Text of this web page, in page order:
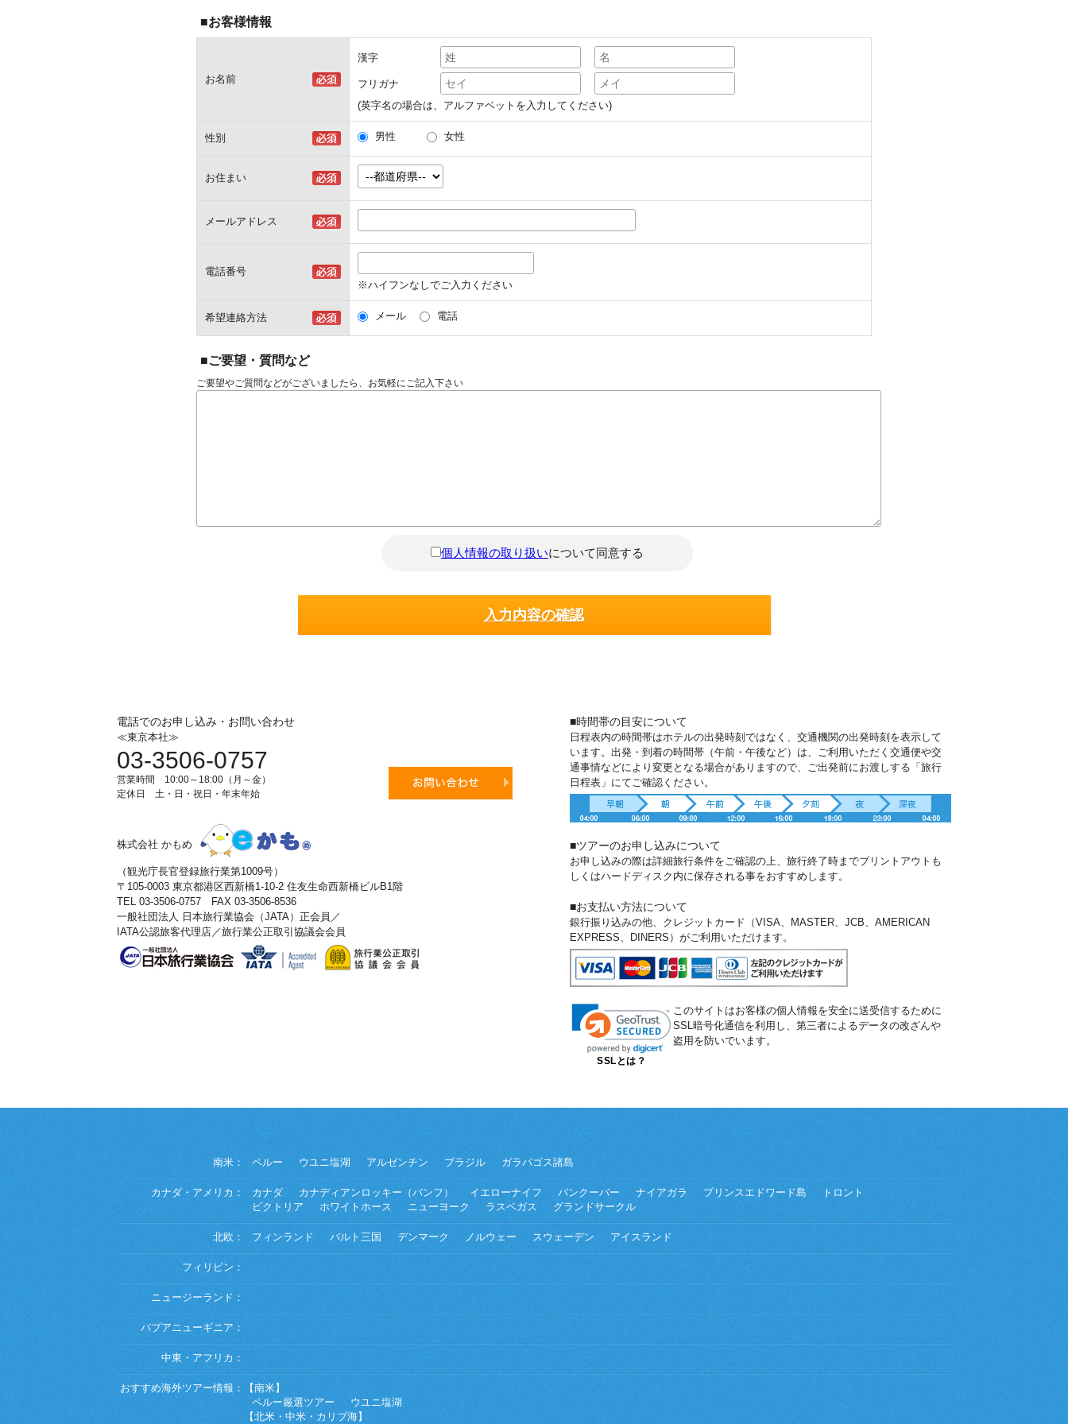
■お客様情報
お名前
漢字
フリガナ
(英字名の場合は、アルファベットを入力してください)
性別 男性 女性
お住まい
メールアドレス
電話番号
※ハイフンなしでご入力ください
希望連絡方法 メール 電話
■ご要望・質問など
ご要望やご質問などがございましたら、お気軽にご記入下さい
個人情報の取り扱いについて同意する
電話でのお申し込み・お問い合わせ
≪東京本社≫
03-3506-0757
営業時間 10:00～18:00（月～金）
定休日 土・日・祝日・年末年始
株式会社 かもめ
（観光庁長官登録旅行業第1009号）
〒105-0003 東京都港区西新橋1-10-2 住友生命西新橋ビルB1階
TEL 03-3506-0757 FAX 03-3506-8536
一般社団法人 日本旅行業協会（JATA）正会員／
IATA公認旅客代理店／旅行業公正取引協議会会員
■時間帯の目安について
日程表内の時間帯はホテルの出発時刻ではなく、交通機関の出発時刻を表示して
います。出発・到着の時間帯（午前・午後など）は、ご利用いただく交通便や交
通事情などにより変更となる場合がありますので、ご出発前にお渡しする「旅行
日程表」にてご確認ください。
■ツアーのお申し込みについて
お申し込みの際は詳細旅行条件をご確認の上、旅行終了時までプリントアウトも
しくはハードディスク内に保存される事をおすすめします。
■お支払い方法について
銀行振り込みの他、クレジットカード（VISA、MASTER、JCB、AMERICAN
EXPRESS、DINERS）がご利用いただけます。
SSLとは？
このサイトはお客様の個人情報を安全に送受信するために
SSL暗号化通信を利用し、第三者によるデータの改ざんや
盗用を防いでいます。
南米： ペルー ウユニ塩湖 アルゼンチン ブラジル ガラパゴス諸島
カナダ・アメリカ： カナダ カナディアンロッキー（バンフ） イエローナイフ バンクーバー ナイアガラ プリンスエドワード島
トロント
ビクトリア
ホワイトホース ニューヨーク ラスベガス グランドサークル
北欧： フィンランド バルト三国 デンマーク ノルウェー スウェーデン アイスランド
フィリピン：
ニュージーランド：
パプアニューギニア：
中東・アフリカ：
おすすめ海外ツアー情報：
【南米】
ペルー厳選ツアー
ウユニ塩湖
【北米・中米・カリブ海】